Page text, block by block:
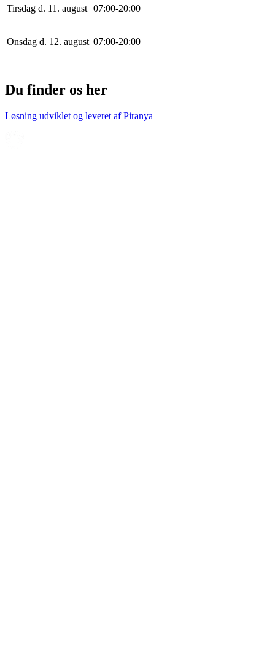
Tirsdag d. 11. august 07:00-20:00
Onsdag d. 12. august 07:00-20:00
Du finder os her
Løsning udviklet og leveret afPiranya